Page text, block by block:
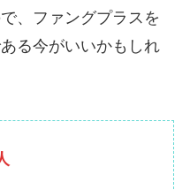
、ファングプラスを
る今がいいかもしれ